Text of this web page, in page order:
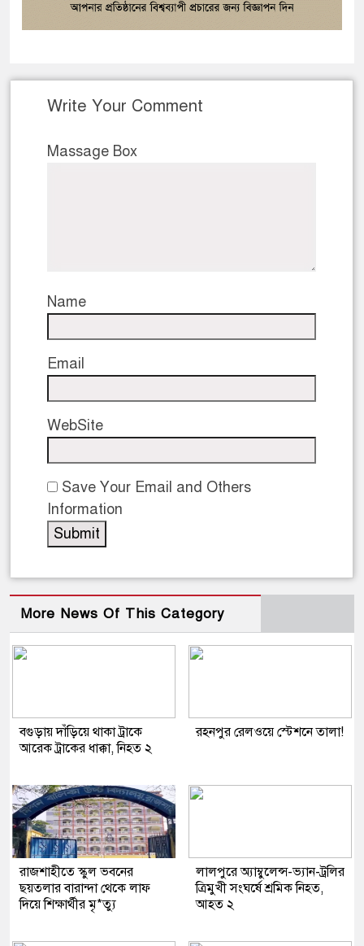
Write Your Comment
Massage Box
Name
Email
WebSite
Save Your Email and Others
Information
More News Of This Category
বগুড়ায় দাঁড়িয়ে থাকা ট্রাকে
আরেক ট্রাকের ধাক্কা, নিহত ২
রহনপুর রেলওয়ে স্টেশনে তালা!
রাজশাহীতে স্কুল ভবনের
ছয়তলার বারান্দা থেকে লাফ
দিয়ে শিক্ষার্থীর মৃ*ত্যু
লালপুরে অ্যাম্বুলেন্স-ভ্যান-ট্রলির
ত্রিমুখী সংঘর্ষে শ্রমিক নিহত,
আহত ২